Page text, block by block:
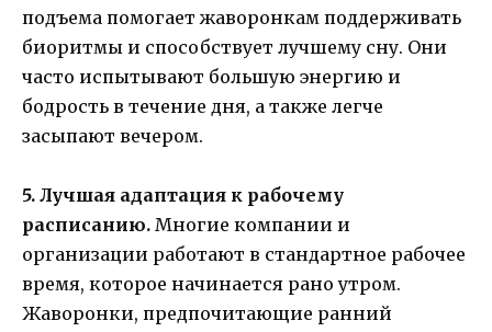
подъема помогает жаворонкам поддерживать
биоритмы и способствует лучшему сну. Они
часто испытывают большую энергию и
бодрость в течение дня, а также легче
засыпают вечером.
5. Лучшая адаптация к рабочему
расписанию. Многие компании и
организации работают в стандартное рабочее
время, которое начинается рано утром.
Жаворонки, предпочитающие ранний